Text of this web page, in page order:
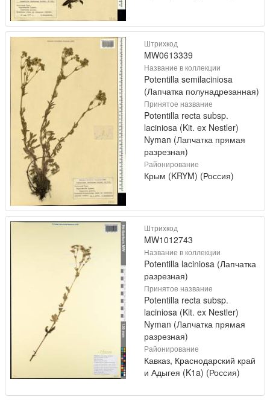
Штрихкод
MW0613339
Название в коллекции
Potentilla semilaciniosa
(Лапчатка полунадрезанная)
Принятое название
Potentilla recta subsp.
laciniosa (Kit. ex Nestler)
Nyman (Лапчатка прямая
разрезная)
Районирование
Крым (KRYM) (Россия)
Штрихкод
MW1012743
Название в коллекции
Potentilla laciniosa (Лапчатка
разрезная)
Принятое название
Potentilla recta subsp.
laciniosa (Kit. ex Nestler)
Nyman (Лапчатка прямая
разрезная)
Районирование
Кавказ, Краснодарский край
и Адыгея (K1a) (Россия)